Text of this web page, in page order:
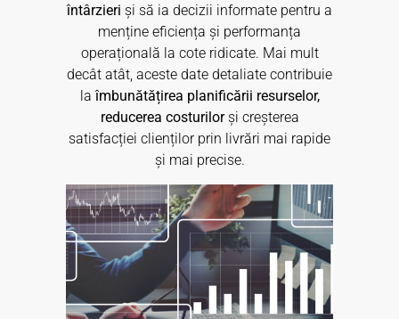
întârzieri și să ia decizii informate pentru a
menține eficiența și performanța
operațională la cote ridicate. Mai mult
decât atât, aceste date detaliate contribuie
laîmbunătățirea planificării resurselor,
reducerea costurilorși creșterea
satisfacției clienților prin livrări mai rapide
și mai precise.